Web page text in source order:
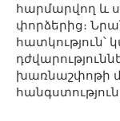
հարմարվող և
փորձերից։
հատկություն՝
խառնաշփոթի